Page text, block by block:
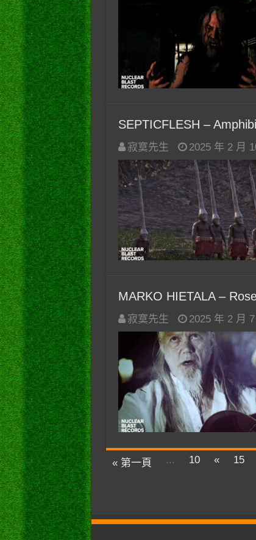
SEPTICFLESH –
寂寞先生 2025 年 2 月
MARKO HIETALA –
寂寞先生 2025 年 2 月 7
« 第一頁 ... 10 « 15